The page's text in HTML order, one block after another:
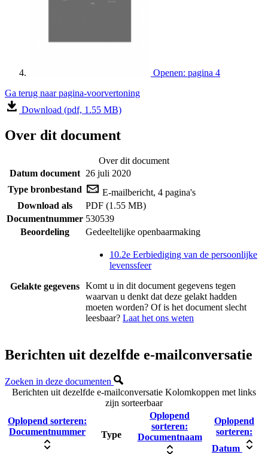
Openen: pagina 4
Ga terug naar pagina-voorvertoning
Download (pdf, 1.55 MB)
Over dit document
Over dit document
Datum document 26 juli 2020
Type bronbestand
E-mailbericht, 4 pagina's
Download als
PDF (1.55 MB)
Documentnummer 530539
Beoordeling
Gedeeltelijke openbaarmaking
Gelakte gegevens
10.2e Eerbiediging van de persoonlijke
levenssfeer
Komt u in dit document gegevens tegen
waarvan u denkt dat deze gelakt hadden
moeten worden? Of is het document slecht
leesbaar? Laat het ons weten
Berichten uit dezelfde e-mailconversatie
Zoeken in deze documenten
Berichten uit dezelfde e-mailconversatie Kolomkoppen met links
zijn sorteerbaar
Oplopend sorteren:
Documentnummer
Type
Oplopend
sorteren:
Documentnaam
Oplopend
sorteren:
Datum